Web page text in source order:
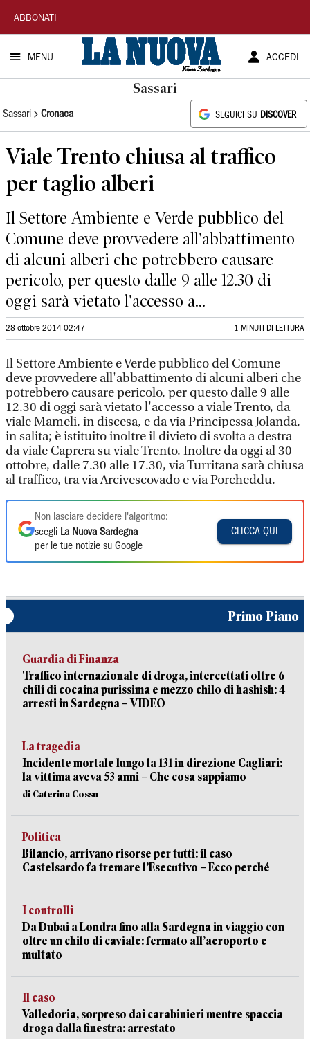
La
Nuova
Sardegna
ABBONATI
MENU ACCEDI
Sassari
Sassari Cronaca SEGUICI SU DISCOVER
Viale Trento chiusa al traffico
per taglio alberi
Il Settore Ambiente e Verde pubblico del
Comune deve provvedere all'abbattimento
di alcuni alberi che potrebbero causare
pericolo, per questo dalle 9 alle 12.30 di
oggi sarà vietato l'accesso a...
28 ottobre 2014 02:47 1 MINUTI DI LETTURA
Il Settore Ambiente e Verde pubblico del Comune
deve provvedere all'abbattimento di alcuni alberi che
potrebbero causare pericolo, per questo dalle 9 alle
12.30 di oggi sarà vietato l'accesso a viale Trento, da
viale Mameli, in discesa, e da via Principessa Jolanda,
in salita; è istituito inoltre il divieto di svolta a destra
da viale Caprera su viale Trento. Inoltre da oggi al 30
ottobre, dalle 7.30 alle 17.30, via Turritana sarà chiusa
al traffico, tra via Arcivescovado e via Porcheddu.
Non lasciare decidere l'algoritmo:
scegli La Nuova Sardegna
per le tue notizie su Google
CLICCA QUI
Primo Piano
Guardia di Finanza
Traffico internazionale di droga, intercettati oltre 6
chili di cocaina purissima e mezzo chilo di hashish: 4
arresti in Sardegna – VIDEO
La tragedia
Incidente mortale lungo la 131 in direzione Cagliari:
la vittima aveva 53 anni – Che cosa sappiamo
di Caterina Cossu
Politica
Bilancio, arrivano risorse per tutti: il caso
Castelsardo fa tremare l’Esecutivo – Ecco perché
I controlli
Da Dubai a Londra fino alla Sardegna in viaggio con
oltre un chilo di caviale: fermato all’aeroporto e
multato
Il caso
Valledoria, sorpreso dai carabinieri mentre spaccia
droga dalla finestra: arrestato